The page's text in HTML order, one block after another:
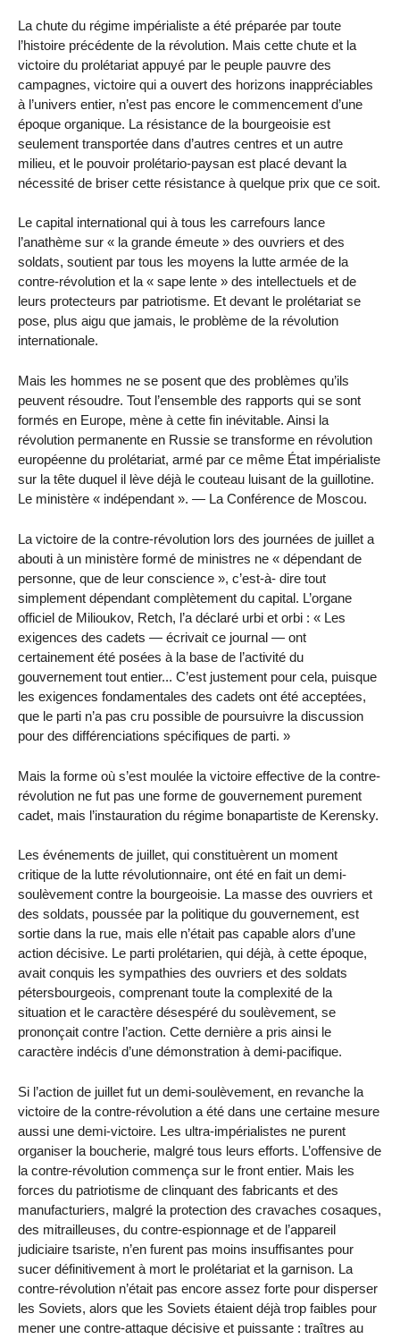
La chute du régime impérialiste a été préparée par toute
l’histoire précédente de la révolution. Mais cette chute et la
victoire du prolétariat appuyé par le peuple pauvre des
campagnes, victoire qui a ouvert des horizons inappréciables
à l’univers entier, n’est pas encore le commencement d’une
époque organique. La résistance de la bourgeoisie est
seulement transportée dans d’autres centres et un autre
milieu, et le pouvoir prolétario-paysan est placé devant la
nécessité de briser cette résistance à quelque prix que ce soit.
Le capital international qui à tous les carrefours lance
l’anathème sur « la grande émeute » des ouvriers et des
soldats, soutient par tous les moyens la lutte armée de la
contre-révolution et la « sape lente » des intellectuels et de
leurs protecteurs par patriotisme. Et devant le prolétariat se
pose, plus aigu que jamais, le problème de la révolution
internationale.
Mais les hommes ne se posent que des problèmes qu’ils
peuvent résoudre. Tout l’ensemble des rapports qui se sont
formés en Europe, mène à cette fin inévitable. Ainsi la
révolution permanente en Russie se transforme en révolution
européenne du prolétariat, armé par ce même État impérialiste
sur la tête duquel il lève déjà le couteau luisant de la guillotine.
Le ministère « indépendant ». — La Conférence de Moscou.
La victoire de la contre-révolution lors des journées de juillet a
abouti à un ministère formé de ministres ne « dépendant de
personne, que de leur conscience », c’est-à- dire tout
simplement dépendant complètement du capital. L’organe
officiel de Milioukov, Retch, l’a déclaré urbi et orbi : « Les
exigences des cadets — écrivait ce journal — ont
certainement été posées à la base de l’activité du
gouvernement tout entier... C’est justement pour cela, puisque
les exigences fondamentales des cadets ont été acceptées,
que le parti n’a pas cru possible de poursuivre la discussion
pour des différenciations spécifiques de parti. »
Mais la forme où s’est moulée la victoire effective de la contre-
révolution ne fut pas une forme de gouvernement purement
cadet, mais l’instauration du régime bonapartiste de Kerensky.
Les événements de juillet, qui constituèrent un moment
critique de la lutte révolutionnaire, ont été en fait un demi-
soulèvement contre la bourgeoisie. La masse des ouvriers et
des soldats, poussée par la politique du gouvernement, est
sortie dans la rue, mais elle n’était pas capable alors d’une
action décisive. Le parti prolétarien, qui déjà, à cette époque,
avait conquis les sympathies des ouvriers et des soldats
pétersbourgeois, comprenant toute la complexité de la
situation et le caractère désespéré du soulèvement, se
prononçait contre l’action. Cette dernière a pris ainsi le
caractère indécis d’une démonstration à demi-pacifique.
Si l’action de juillet fut un demi-soulèvement, en revanche la
victoire de la contre-révolution a été dans une certaine mesure
aussi une demi-victoire. Les ultra-impérialistes ne purent
organiser la boucherie, malgré tous leurs efforts. L’offensive de
la contre-révolution commença sur le front entier. Mais les
forces du patriotisme de clinquant des fabricants et des
manufacturiers, malgré la protection des cravaches cosaques,
des mitrailleuses, du contre-espionnage et de l’appareil
judiciaire tsariste, n’en furent pas moins insuffisantes pour
sucer définitivement à mort le prolétariat et la garnison. La
contre-révolution n’était pas encore assez forte pour disperser
les Soviets, alors que les Soviets étaient déjà trop faibles pour
mener une contre-attaque décisive et puissante : traîtres au